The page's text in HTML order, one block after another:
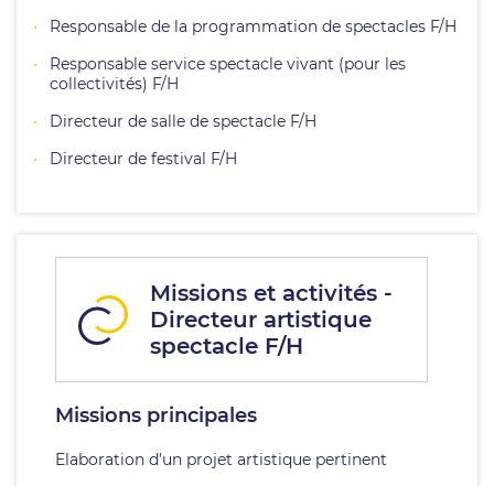
Responsable de la programmation de spectacles F/H
Responsable service spectacle vivant (pour les
collectivités) F/H
Directeur de salle de spectacle F/H
Directeur de festival F/H
Missions et activités -
Directeur artistique
spectacle F/H
Missions principales
Elaboration d’un projet artistique pertinent